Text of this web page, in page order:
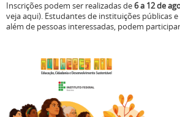
Inscrições podem ser realizadas de6 a 12 de
veja aqui). Estudantes de instituições públicas
além de pessoas interessadas, podem